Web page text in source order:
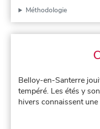
Méthodologie
Belloy-en-Santerre
tempéré. Les étés y
hivers connaissent